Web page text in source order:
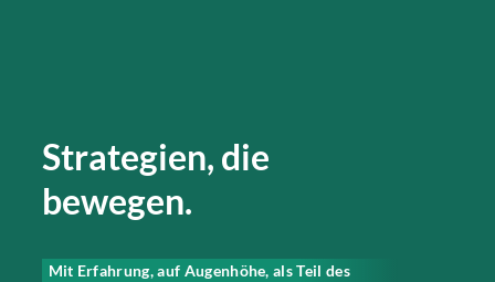
Strategien, die
bewegen.
Mit Erfahrung, auf Augenhöhe, als Teil des